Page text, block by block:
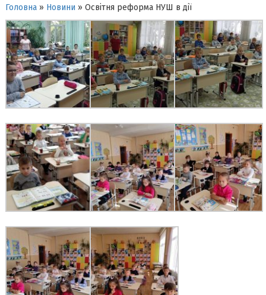
Головна» Новини » Освітня реформа НУШ в дії